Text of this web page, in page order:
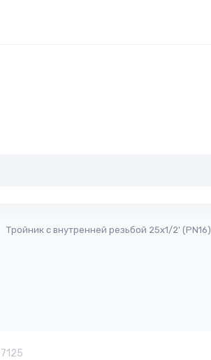
Тройник с внутренней резьбой 25x1/2'
7125